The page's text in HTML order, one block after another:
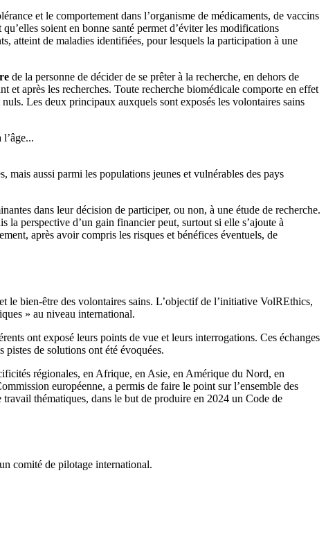
et le comportement dans l’organisme de médicaments, de vaccins
soient en bonne santé permet d’éviter les modifications
atteint de maladies identifiées, pour lesquels la participation à une
de la personne de décider de se prêter à la recherche, en dehors de
et après les recherches. Toute recherche biomédicale comporte en effet
Les deux principaux auxquels sont exposés les volontaires sains
mais aussi parmi les populations jeunes et vulnérables des pays
dans leur décision de participer, ou non, à une étude de recherche.
la perspective d’un gain financier peut, surtout si elle s’ajoute à
après avoir compris les risques et bénéfices éventuels, de
le bien-être des volontaires sains. L’objectif de l’initiative VolREthics,
» au niveau international.
ont exposé leurs points de vue et leurs interrogations. Ces échanges
de solutions ont été évoquées.
régionales, en Afrique, en Asie, en Amérique du Nord, en
européenne, a permis de faire le point sur l’ensemble des
thématiques, dans le but de produire en 2024 un Code de
comité de pilotage international.